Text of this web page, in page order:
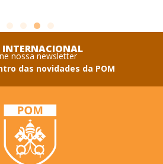
INTERNACIONAL
nossa newsletter
das novidades da POM